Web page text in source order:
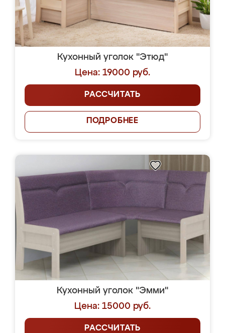
Кухонный уголок "Этюд"
Цена: 19000 руб.
РАССЧИТАТЬ
ПОДРОБНЕЕ
Кухонный уголок "Эмми"
Цена: 15000 руб.
РАССЧИТАТЬ